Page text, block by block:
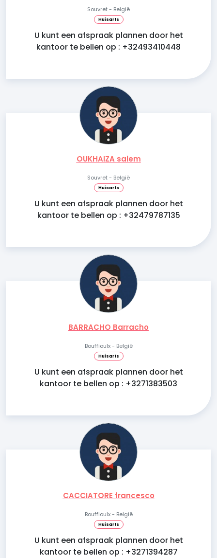
Souvret - België
Huisarts
U kunt een afspraak plannen door het
kantoor te bellen op : +32493410448
OUKHAIZA salem
Souvret - België
Huisarts
U kunt een afspraak plannen door het
kantoor te bellen op : +32479787135
BARRACHO Barracho
Bouffioulx - België
Huisarts
U kunt een afspraak plannen door het
kantoor te bellen op : +3271383503
CACCIATORE francesco
Bouffioulx - België
Huisarts
U kunt een afspraak plannen door het
kantoor te bellen op : +3271394287